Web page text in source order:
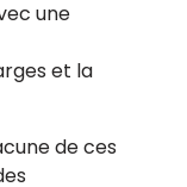
une
et la
de ces